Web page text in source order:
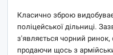
Класично зброю
поліцейської дільниці.
з'являється чорний
продаючи щось з